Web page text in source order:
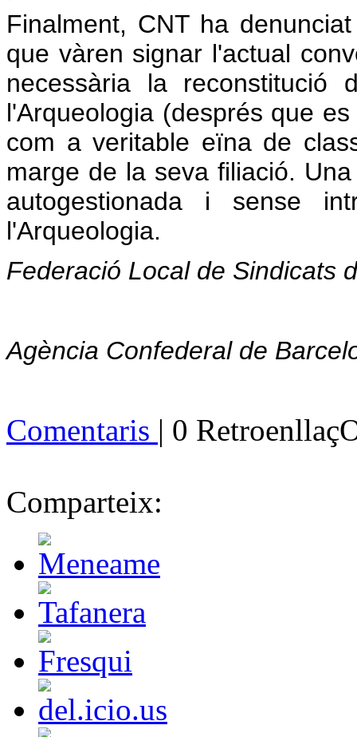
Finalment, CNT ha
que vàren signar l'actual
necessària la reconstitució
l'Arqueologia (després que
com a veritable eïna de
marge de la seva filiació.
autogestionada i sense
l'Arqueologia.
Federació Local de Sindicats
Agència Confederal de
Comentaris | 0
Comparteix: